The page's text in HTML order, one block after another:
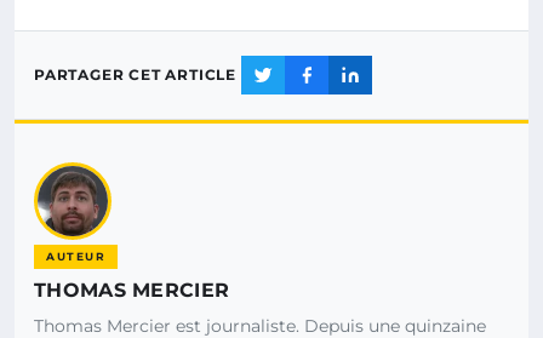
PARTAGER CET ARTICLE
AUTEUR
THOMAS MERCIER
Thomas Mercier est journaliste. Depuis une quinzaine